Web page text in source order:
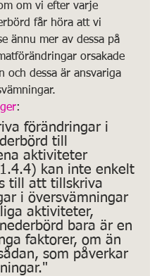
om vi efter varje
får höra att vi
ännu mer av dessa på
orsakade
och dessa är ansvariga
:
förändringar i
till
aktiviteter
kan inte enkelt
till att tillskriva
i översvämningar
aktiviteter,
bara är en
faktorer, om än
som påverkar